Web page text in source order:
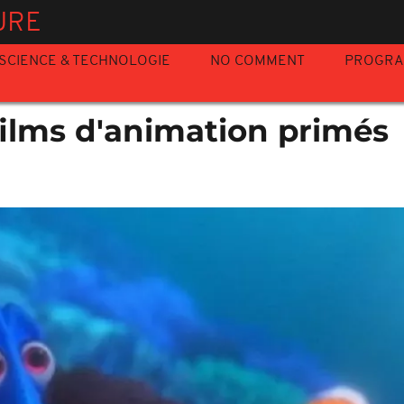
SCIENCE & TECHNOLOGIE NO COMMENT
d'animation primés